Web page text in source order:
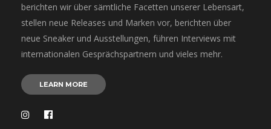
berichten wir über sämtliche Facetten unserer Lebensart,
stellen neue Releases und Marken vor, berichten über
neue Sneaker und Ausstellungen, führen Interviews mit
internationalen Gesprächspartnern und vieles mehr.
LEARN MORE